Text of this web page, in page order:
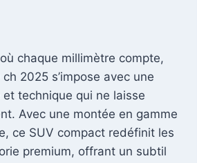
chaque millimètre compte,
ch 2025 s’impose avec une
technique qui ne laisse
Avec une montée en gamme
ce SUV compact redéfinit les
premium, offrant un subtil